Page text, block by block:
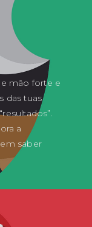
mão forte e
das tuas
a
saber